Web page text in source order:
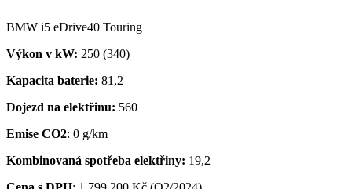
BMW i5 eDrive40 Touring
Výkon v kW: 250 (340)
Kapacita baterie: 81,2
Dojezd na elektřinu: 560
Emise CO2: 0 g/km
Kombinovaná spotřeba elektřiny: 19,2